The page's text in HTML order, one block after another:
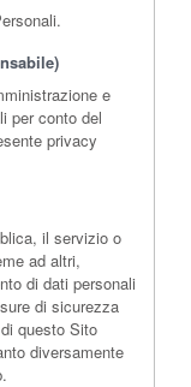
e
per conto del
privacy
il servizio o
ad altri,
di dati personali
di sicurezza
questo Sito
diversamente